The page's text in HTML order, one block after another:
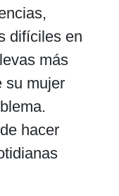
difíciles en
más
su mujer
hacer